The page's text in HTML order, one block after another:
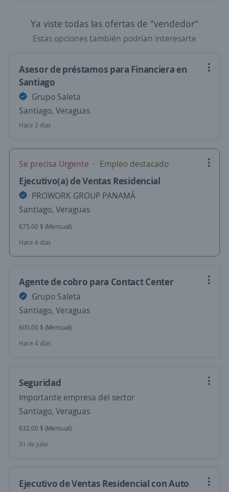
Ya viste todas las ofertas de "vendedor"
Estas opciones también podrían interesarte
Asesor de préstamos para Financiera en
Santiago
Grupo Saleta
Santiago, Veraguas
Hace 2 días
Se precisa Urgente Empleo destacado
Ejecutivo(a) de Ventas Residencial
PROWORK GROUP PANAMÁ
Santiago, Veraguas
675.00 $ (Mensual)
Hace 4 días
Agente de cobro para Contact Center
Grupo Saleta
Santiago, Veraguas
600.00 $ (Mensual)
Hace 4 días
Seguridad
Importante empresa del sector
Santiago, Veraguas
632.00 $ (Mensual)
31 de julio
Ejecutivo de Ventas Residencial con Auto